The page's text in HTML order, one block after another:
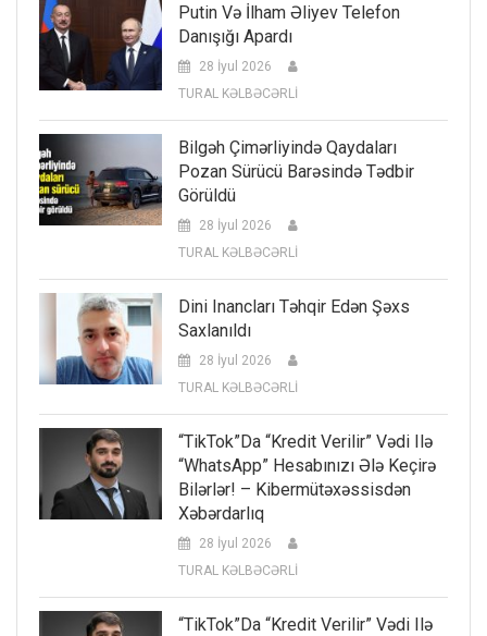
Putin Və İlham Əliyev Telefon
Danışığı Apardı
28 İyul 2026
TURAL KƏLBƏCƏRLİ
Bilgəh Çimərliyində Qaydaları
Pozan Sürücü Barəsində Tədbir
Görüldü
28 İyul 2026
TURAL KƏLBƏCƏRLİ
Dini Inancları Təhqir Edən Şəxs
Saxlanıldı
28 İyul 2026
TURAL KƏLBƏCƏRLİ
“TikTok”da “kredit Verilir” Vədi Ilə
“WhatsApp” Hesabınızı Ələ Keçirə
Bilərlər! – Kibermütəxəssisdən
Xəbərdarlıq
28 İyul 2026
TURAL KƏLBƏCƏRLİ
“TikTok”da “kredit Verilir” Vədi Ilə